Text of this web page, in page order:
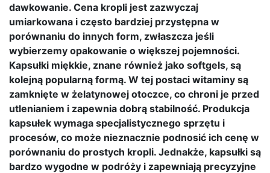
dawkowanie. Cena kropli jest zazwyczaj
umiarkowana i często bardziej przystępna w
porównaniu do innych form, zwłaszcza jeśli
wybierzemy opakowanie o większej pojemności.
Kapsułki miękkie, znane również jako softgels, są
kolejną popularną formą. W tej postaci witaminy są
zamknięte w żelatynowej otoczce, co chroni je przed
utlenianiem i zapewnia dobrą stabilność. Produkcja
kapsułek wymaga specjalistycznego sprzętu i
procesów, co może nieznacznie podnosić ich cenę w
porównaniu do prostych kropli. Jednakże, kapsułki są
bardzo wygodne w podróży i zapewniają precyzyjne